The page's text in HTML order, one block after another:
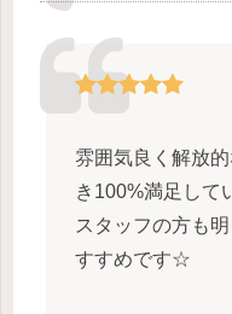
雰囲気良く解放
き100%満足して
スタッフの方も
すすめです☆